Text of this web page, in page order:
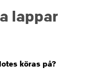
lappar
köras på?